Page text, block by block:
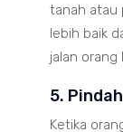
tanah atau
lebih baik
jalan orang
5.
Ketika